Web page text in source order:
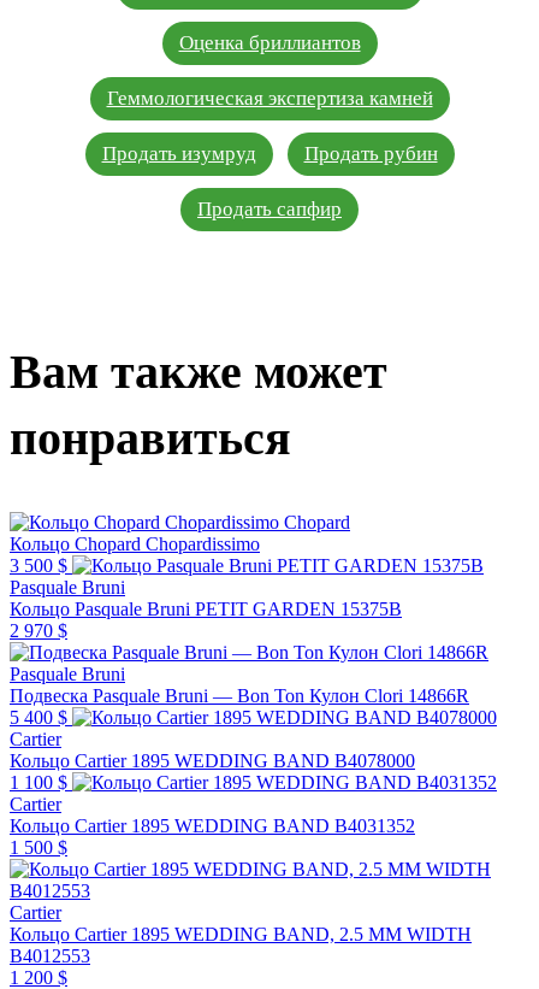
Оценка бриллиантов
Геммологическая экспертиза камней
Продать изумруд Продать рубин
Продать сапфир
Вам также может
понравиться
Chopard
Кольцо Chopard Chopardissimo
3 500 $
Pasquale Bruni
Кольцо Pasquale Bruni PETIT GARDEN 15375B
2 970 $
Pasquale Bruni
Подвеска Pasquale Bruni — Bon Ton Кулон Clori 14866R
5 400 $
Cartier
Кольцо Cartier 1895 WEDDING BAND B4078000
1 100 $
Cartier
Кольцо Cartier 1895 WEDDING BAND B4031352
1 500 $
Cartier
Кольцо Cartier 1895 WEDDING BAND, 2.5 MM WIDTH
B4012553
1 200 $